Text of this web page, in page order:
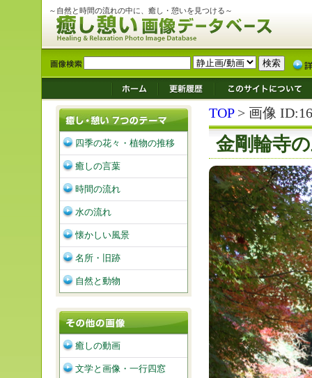
～自然と時間の流れの中に、癒し・憩いを見つける～
TOP> 画像
金剛輪寺
四季の花々・植物の推移
癒しの言葉
時間の流れ
水の流れ
懐かしい風景
名所・旧跡
自然と動物
癒しの動画
文学と画像・一行四窓